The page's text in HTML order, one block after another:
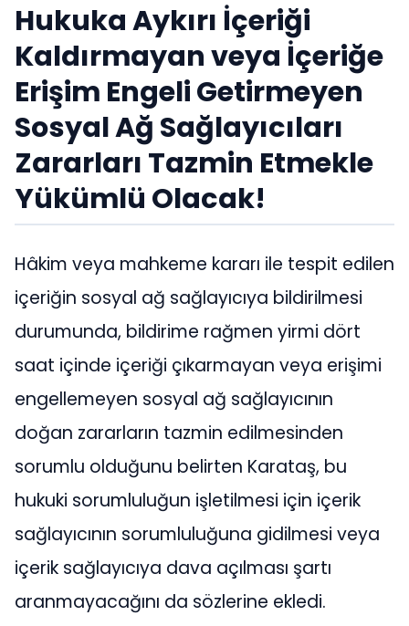
Hukuka Aykırı İçeriği
Kaldırmayan veya İçeriğe
Erişim Engeli Getirmeyen
Sosyal Ağ Sağlayıcıları
Zararları Tazmin Etmekle
Yükümlü Olacak!
Hâkim veya mahkeme kararı ile tespit edilen
içeriğin sosyal ağ sağlayıcıya bildirilmesi
durumunda, bildirime rağmen yirmi dört
saat içinde içeriği çıkarmayan veya erişimi
engellemeyen sosyal ağ sağlayıcının
doğan zararların tazmin edilmesinden
sorumlu olduğunu belirten Karataş, bu
hukuki sorumluluğun işletilmesi için içerik
sağlayıcının sorumluluğuna gidilmesi veya
içerik sağlayıcıya dava açılması şartı
aranmayacağını da sözlerine ekledi.